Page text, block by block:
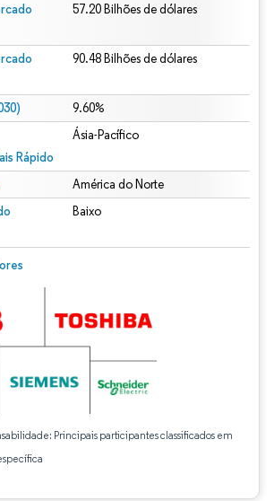
57.20 Bilhões de dólares
90.48 Bilhões de dólares
9.60%
Rápido
Ásia-Pacífico
América do Norte
Baixo
Principais participantes classificados em